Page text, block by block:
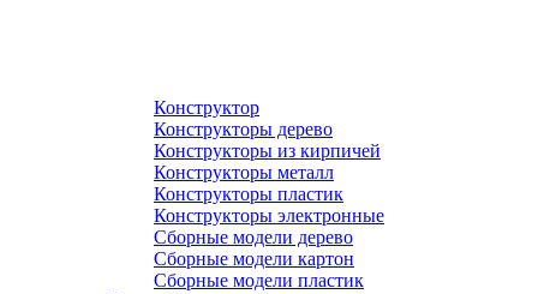
Конструктор
Конструкторы дерево
Конструкторы из кирпичей
Конструкторы металл
Конструкторы пластик
Конструкторы электронные
Сборные модели дерево
Сборные модели картон
Сборные модели пластик